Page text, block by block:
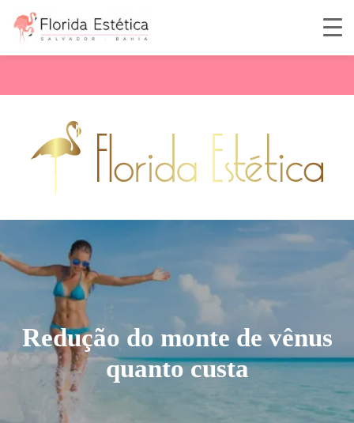
Redução do monte de vênus
quanto custa